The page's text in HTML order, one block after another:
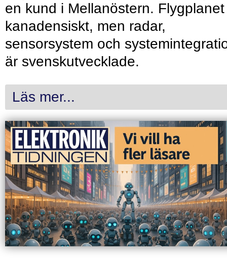
en kund i Mellanöstern.
kanadensiskt, men radar,
sensorsystem och
är svenskutvecklade.
Läs mer...